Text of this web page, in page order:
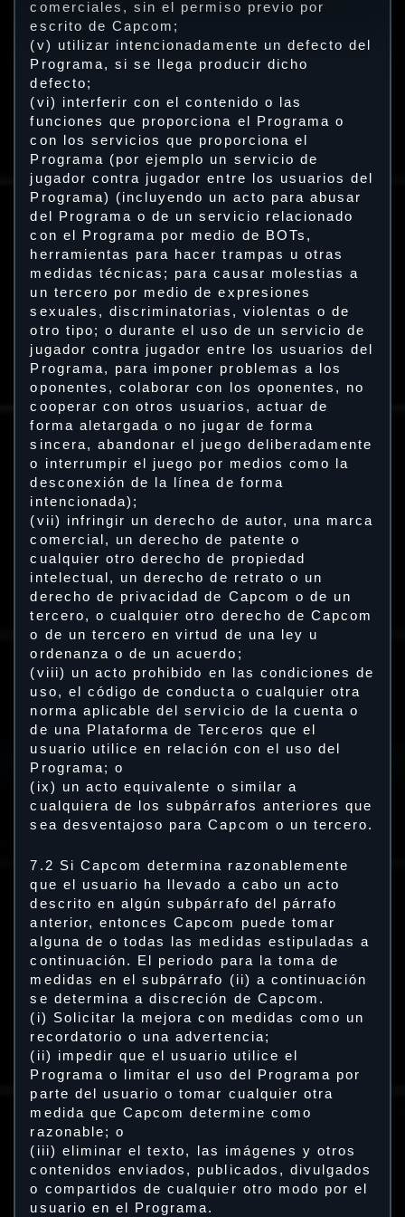
comerciales, sin el permiso previo por
escrito de Capcom;
(v) utilizar intencionadamente un defecto del
Programa, si se llega producir dicho
defecto;
(vi) interferir con el contenido o las
funciones que proporciona el Programa o
con los servicios que proporciona el
Programa (por ejemplo un servicio de
jugador contra jugador entre los usuarios del
Programa) (incluyendo un acto para abusar
del Programa o de un servicio relacionado
con el Programa por medio de BOTs,
herramientas para hacer trampas u otras
medidas técnicas; para causar molestias a
un tercero por medio de expresiones
sexuales, discriminatorias, violentas o de
otro tipo; o durante el uso de un servicio de
jugador contra jugador entre los usuarios del
Programa, para imponer problemas a los
oponentes, colaborar con los oponentes, no
cooperar con otros usuarios, actuar de
forma aletargada o no jugar de forma
sincera, abandonar el juego deliberadamente
o interrumpir el juego por medios como la
desconexión de la línea de forma
intencionada);
(vii) infringir un derecho de autor, una marca
comercial, un derecho de patente o
cualquier otro derecho de propiedad
intelectual, un derecho de retrato o un
derecho de privacidad de Capcom o de un
tercero, o cualquier otro derecho de Capcom
o de un tercero en virtud de una ley u
ordenanza o de un acuerdo;
(viii) un acto prohibido en las condiciones de
uso, el código de conducta o cualquier otra
norma aplicable del servicio de la cuenta o
de una Plataforma de Terceros que el
usuario utilice en relación con el uso del
Programa; o
(ix) un acto equivalente o similar a
cualquiera de los subpárrafos anteriores que
sea desventajoso para Capcom o un tercero.
7.2 Si Capcom determina razonablemente
que el usuario ha llevado a cabo un acto
descrito en algún subpárrafo del párrafo
anterior, entonces Capcom puede tomar
alguna de o todas las medidas estipuladas a
continuación. El periodo para la toma de
medidas en el subpárrafo (ii) a continuación
se determina a discreción de Capcom.
(i) Solicitar la mejora con medidas como un
recordatorio o una advertencia;
(ii) impedir que el usuario utilice el
Programa o limitar el uso del Programa por
parte del usuario o tomar cualquier otra
medida que Capcom determine como
razonable; o
(iii) eliminar el texto, las imágenes y otros
contenidos enviados, publicados, divulgados
o compartidos de cualquier otro modo por el
usuario en el Programa.